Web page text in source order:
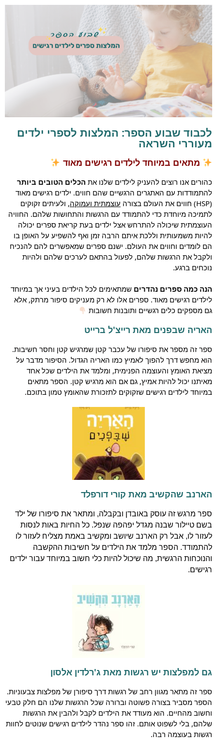
לכבוד שבוע הספר: המלצות לספרי ילדים
מעוררי השראה
מתאים במיוחד לילדים רגישים מאוד
כהורים אנו רוצים להעניק לילדים שלנו את הכלים הטובים ביותר
להתמודדות עם האתגרים הרגשיים שהם חווים. ילדים רגישים מאוד
(HSP) חווים את העולם בצורה
עוצמתית ועמוקה, ולעיתים זקוקים
לתמיכה מיוחדת כדי להתמודד עם הרגשות והתחושות שלהם. החוויה
העוצמתית שיכולה להתרחש אצל ילדים בעת קריאת ספרים יכולה
להיות משמעותית וללכת איתם הרבה זמן ואף להשפיע על האופן בו
הם לומדים וחווים את העולם. ישנם ספרים שמאפשרים להם להנכיח
ולקבל את הרגשות שלהם, לפעול בהתאם לערכים שלהם ולהיות
נוכחים ברגע.
הנה כמה ספרים נהדרים שמתאימים לכל הילדים בעיני אך במיוחד
לילדים רגישים מאוד. ספרים אלו לא רק מעניקים סיפור מרתק, אלא
גם מספקים כלים רגשיים ותובנות חשובות
האריה שבפנים מאת רייצ'ל ברייט
ספר זה מספר את סיפורו של עכבר קטן שמרגיש קטן וחסר חשיבות.
הוא מחפש דרך להפוך לאמיץ כמו האריה הגדול. הסיפור מדבר על
מציאת האומץ והעוצמה הפנימית, ומלמד את הילדים שכל אחד
מאיתנו יכול להיות אמיץ, גם אם הוא מרגיש קטן. הספר מתאים
במיוחד לילדים רגישים שזקוקים לתזכורת שהאומץ טמון בתוכם.
הארנב שהקשיב מאת קורי דורפלד
ספר מרגש זה עוסק באובדן ובקבלה, ומתאר את סיפורו של ילד
בשם טיילור שבנה מגדל יפהפה שנפל. כל החיות באות לנסות
לעזור לו, אבל רק הארנב שיושב ומקשיב באמת מצליח לעזור לו
להתמודד. הספר מלמד את הילדים על חשיבות ההקשבה
והנוכחות הרגשית, מה שיכול להיות כלי חשוב במיוחד עבור ילדים
רגישים.
גם למפלצות יש רגשות מאת ג'רלדין אלסון
ספר זה מתאר מגוון רחב של רגשות דרך סיפורן של מפלצות צבעוניות.
הספר מסביר בצורה פשוטה וברורה שכל הרגשות שלנו הם חלק טבעי
וחשוב מהחיים. הוא מעודד את הילדים לקבל ולהבין את הרגשות
שלהם, בלי לשפוט אותם. זהו ספר נהדר לילדים רגישים שנוטים לחוות
רגשות בעוצמה רבה.